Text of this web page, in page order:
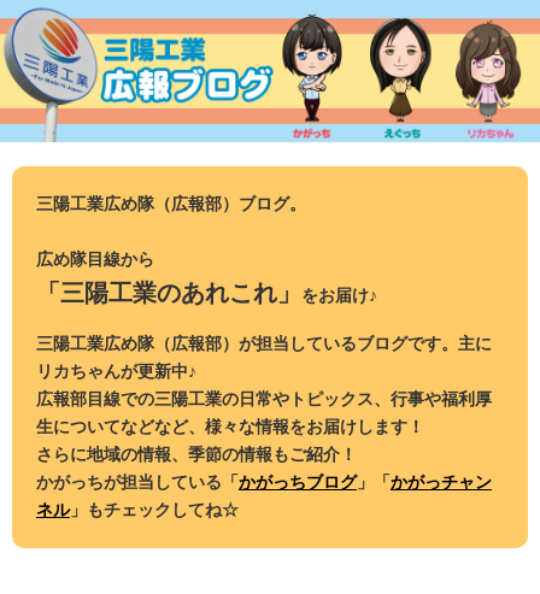
ン
テ
ツ
三陽工業広め隊（広報部）ブログ。
広め隊目線から
「三陽工業のあれこれ」 をお届け♪
三陽工業広め隊（広報部）が担当しているブログです。主に
リカちゃんが更新中♪
広報部目線での三陽工業の日常やトピックス、行事や福利厚
生についてなどなど、様々な情報をお届けします！
さらに地域の情報、季節の情報もご紹介！
かがっちが担当している「かがっちブログ」「かがっチャン
ネル」もチェックしてね☆